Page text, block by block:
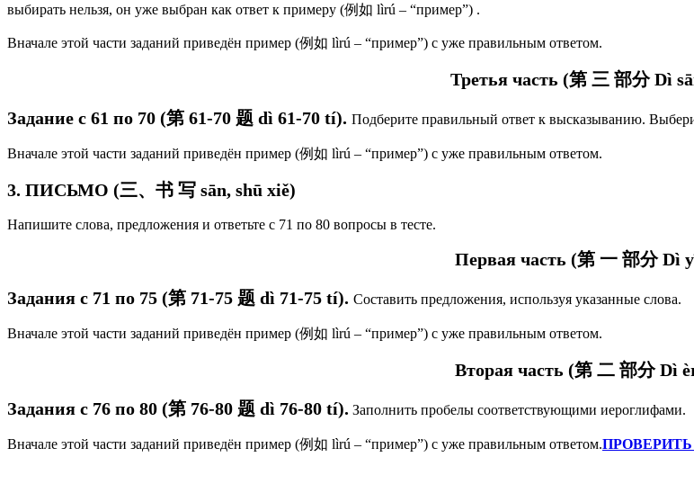
выбирать нельзя, он уже выбран как ответ к примеру (例如 lìrú – “пример”) .
Вначале этой части заданий приведён пример (例如 lìrú – “пример”) с уже правильным ответом.
Третья часть (第 三 部分 Dì
Задание с 61 по 70 (第 61-70 题 dì 61-70 tí). Подберите правильный ответ к высказыванию.
Вначале этой части заданий приведён пример (例如 lìrú – “пример”) с уже правильным ответом.
3. ПИСЬМО (三、书 写 sān, shū xiě)
Напишите слова, предложения и ответьте с 71 по 80 вопросы в тесте.
Первая часть (第 一 部分 Dì
Задания с 71 по 75 (第 71-75 题 dì 71-75 tí). Составить предложения, используя указанные слова.
Вначале этой части заданий приведён пример (例如 lìrú – “пример”) с уже правильным ответом.
Вторая часть (第 二 部分 Dì
Задания с 76 по 80 (第 76-80 题 dì 76-80 tí). Заполнить пробелы соответствующими иероглифами.
Вначале этой части заданий приведён пример (例如 lìrú – “пример”) с уже правильным ответом.